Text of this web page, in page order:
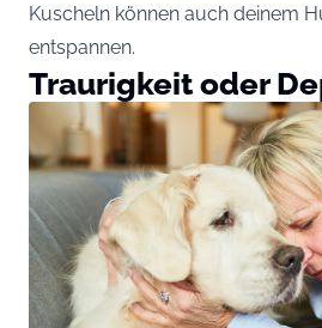
Kuscheln können auch deinem
entspannen.
Traurigkeit oder